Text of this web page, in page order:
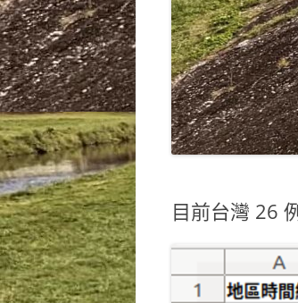
目前台灣 26